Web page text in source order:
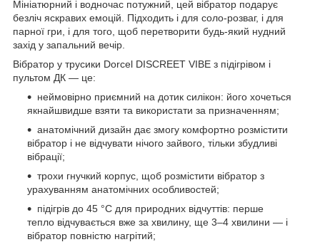
Мініатюрний і водночас потужний, цей вібратор подарує
безліч яскравих емоцій. Підходить і для соло-розваг, і для
парної гри, і для того, щоб перетворити будь-який нудний
захід у запальний вечір.
Вібратор у трусики Dorcel DISCREET VIBE з підігрівом і
пультом ДК — це:
неймовірно приємний на дотик силікон: його хочеться
якнайшвидше взяти та використати за призначенням;
анатомічний дизайн дає змогу комфортно розмістити
вібратор і не відчувати нічого зайвого, тільки збудливі
вібрації;
трохи гнучкий корпус, щоб розмістити вібратор з
урахуванням анатомічних особливостей;
підігрів до 45 °С для природних відчуттів: перше
тепло відчувається вже за хвилину, ще 3–4 хвилини — і
вібратор повністю нагрітий;